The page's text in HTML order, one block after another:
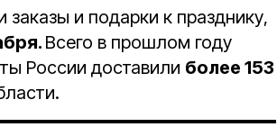
и подарки к празднику,
Всего в прошлом году
России доставили более 153